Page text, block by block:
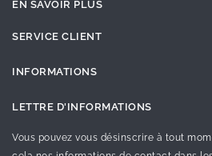
EN SAVOIR PLUS
SERVICE CLIENT
INFORMATIONS
LETTRE D'INFORMATIONS
Vous pouvez vous désinscrire à tout